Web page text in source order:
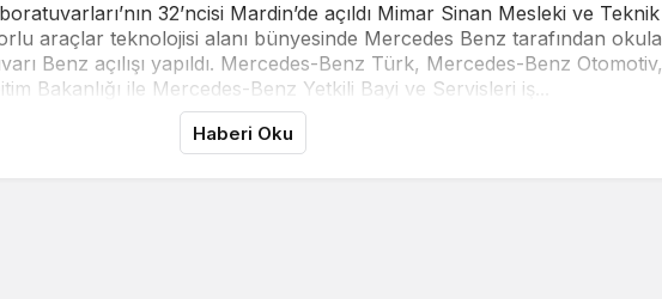
32’ncisi Mardin’de açıldı Mimar Sinan Mesleki ve Teknik
araçlar teknolojisi alanı bünyesinde Mercedes Benz tarafından okula
Benz açılışı yapıldı. Mercedes-Benz Türk, Mercedes-Benz Otomotiv,
Bakanlığı ile Mercedes-Benz Yetkili Bayi ve Servisleri iş...
Haberi Oku